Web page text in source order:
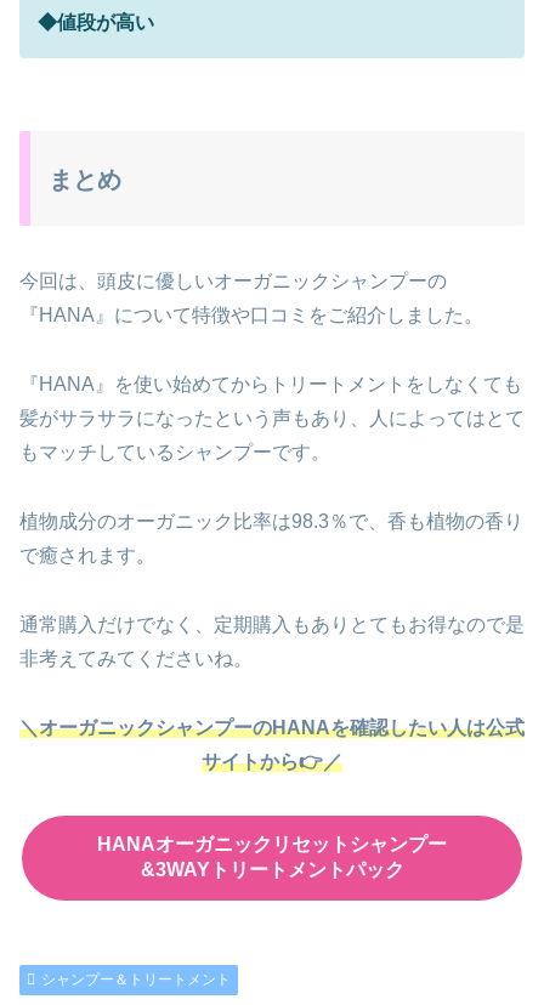
◆値段が高い
まとめ
今回は、頭皮に優しいオーガニックシャンプーの
『HANA』について特徴や口コミをご紹介しました。
『HANA』を使い始めてからトリートメントをしなくても
髪がサラサラになったという声もあり、人によってはとて
もマッチしているシャンプーです。
植物成分のオーガニック比率は98.3％で、香も植物の香り
で癒されます。
通常購入だけでなく、定期購入もありとてもお得なので是
非考えてみてくださいね。
＼オーガニックシャンプーのHANAを確認したい人は公式
サイトから👉／
HANAオーガニックリセットシャンプー
&3WAYトリートメントパック
シャンプー＆トリートメント